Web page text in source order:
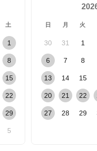
土
1
8
15
22
29
5
日 月 火
30 31 1
6 7 8
13 14 15
20 21 22
27 28 29